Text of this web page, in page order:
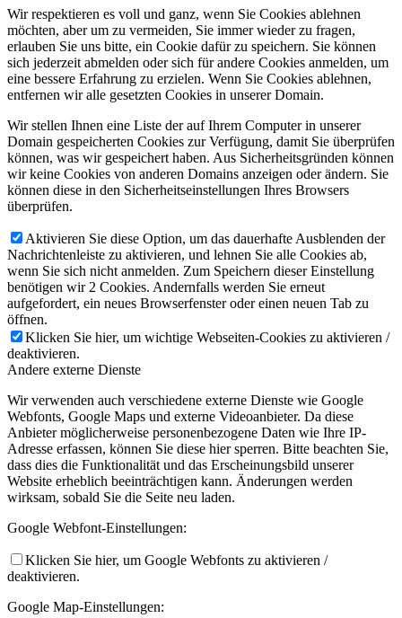
Wir respektieren es voll und ganz, wenn Sie Cookies ablehnen
möchten, aber um zu vermeiden, Sie immer wieder zu fragen,
erlauben Sie uns bitte, ein Cookie dafür zu speichern. Sie können
sich jederzeit abmelden oder sich für andere Cookies anmelden, um
eine bessere Erfahrung zu erzielen. Wenn Sie Cookies ablehnen,
entfernen wir alle gesetzten Cookies in unserer Domain.
Wir stellen Ihnen eine Liste der auf Ihrem Computer in unserer
Domain gespeicherten Cookies zur Verfügung, damit Sie überprüfen
können, was wir gespeichert haben. Aus Sicherheitsgründen können
wir keine Cookies von anderen Domains anzeigen oder ändern. Sie
können diese in den Sicherheitseinstellungen Ihres Browsers
überprüfen.
Aktivieren Sie diese Option, um das dauerhafte Ausblenden der
Nachrichtenleiste zu aktivieren, und lehnen Sie alle Cookies ab,
wenn Sie sich nicht anmelden. Zum Speichern dieser Einstellung
benötigen wir 2 Cookies. Andernfalls werden Sie erneut
aufgefordert, ein neues Browserfenster oder einen neuen Tab zu
öffnen.
Klicken Sie hier, um wichtige Webseiten-Cookies zu aktivieren /
deaktivieren.
Andere externe Dienste
Wir verwenden auch verschiedene externe Dienste wie Google
Webfonts, Google Maps und externe Videoanbieter. Da diese
Anbieter möglicherweise personenbezogene Daten wie Ihre IP-
Adresse erfassen, können Sie diese hier sperren. Bitte beachten Sie,
dass dies die Funktionalität und das Erscheinungsbild unserer
Website erheblich beeinträchtigen kann. Änderungen werden
wirksam, sobald Sie die Seite neu laden.
Google Webfont-Einstellungen:
Klicken Sie hier, um Google Webfonts zu aktivieren /
deaktivieren.
Google Map-Einstellungen: